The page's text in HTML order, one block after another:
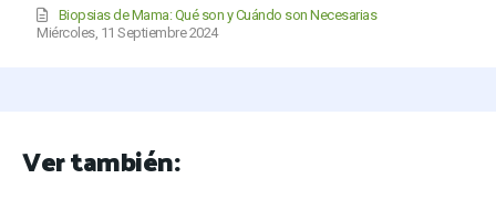
Miércoles, 11 Septiembre 2024
Biopsias de Mama: Qué son y Cuándo son Necesarias
Ver también: